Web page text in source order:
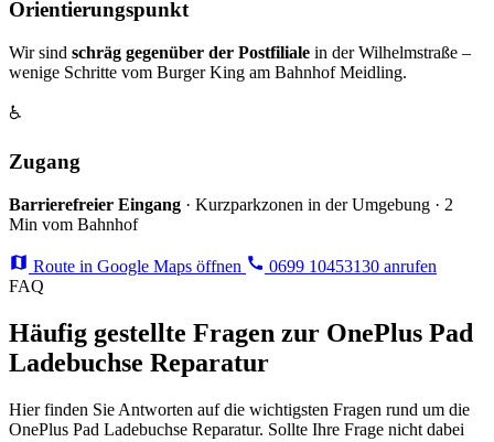
Orientierungspunkt
Wir sind schräg gegenüber der Postfiliale in der Wilhelmstraße –
wenige Schritte vom Burger King am Bahnhof Meidling.
♿
Zugang
Barrierefreier Eingang · Kurzparkzonen in der Umgebung · 2
Min vom Bahnhof
Route in Google Maps öffnen
0699 10453130 anrufen
FAQ
Häufig gestellte Fragen zur OnePlus Pad
Ladebuchse Reparatur
Hier finden Sie Antworten auf die wichtigsten Fragen rund um die
OnePlus Pad Ladebuchse Reparatur. Sollte Ihre Frage nicht dabei